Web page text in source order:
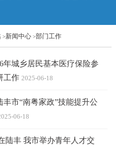
>新闻中心>部门工作
年城乡居民基本医疗保险参
工作 2025-06-18
丰市“南粤家政”技能提升公
06-18
陆丰 我市举办青年人才交